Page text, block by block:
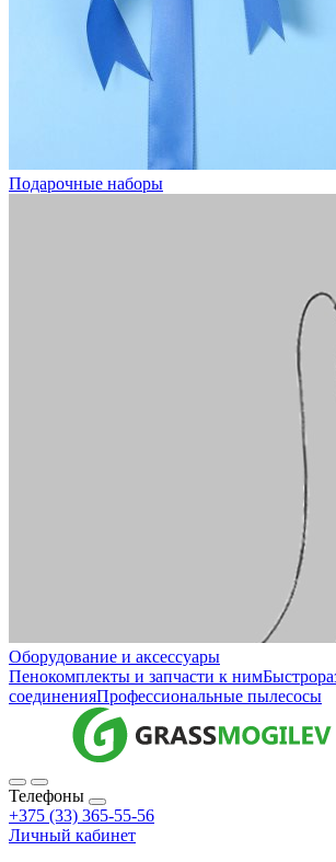
Подарочные наборы
Оборудование и аксессуары
Пенокомплекты и запчасти к ним
соединенияПрофессиональные пылесосы
Телефоны
+375 (33) 365-55-56
Личный кабинет